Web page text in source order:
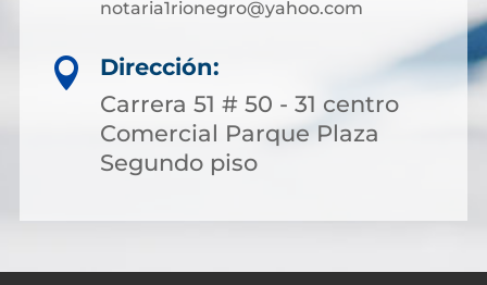
notaria1rionegro@yahoo.com

Dirección:
Carrera 51 # 50 - 31 centro
Comercial Parque Plaza
Segundo piso